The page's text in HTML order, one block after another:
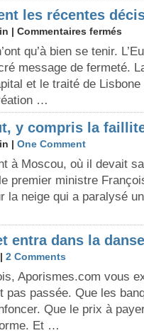
les récentes
| Commentaires fermés
qu’à bien se tenir.
message de fermeté.
et le traité de
…
y compris la
| One Comment
à Moscou, où il devait
premier ministre
la neige qui a paralysé
entra dans la
2 Comments
Aporismes.com vous
pas passée. Que les
Que le prix à
Et …